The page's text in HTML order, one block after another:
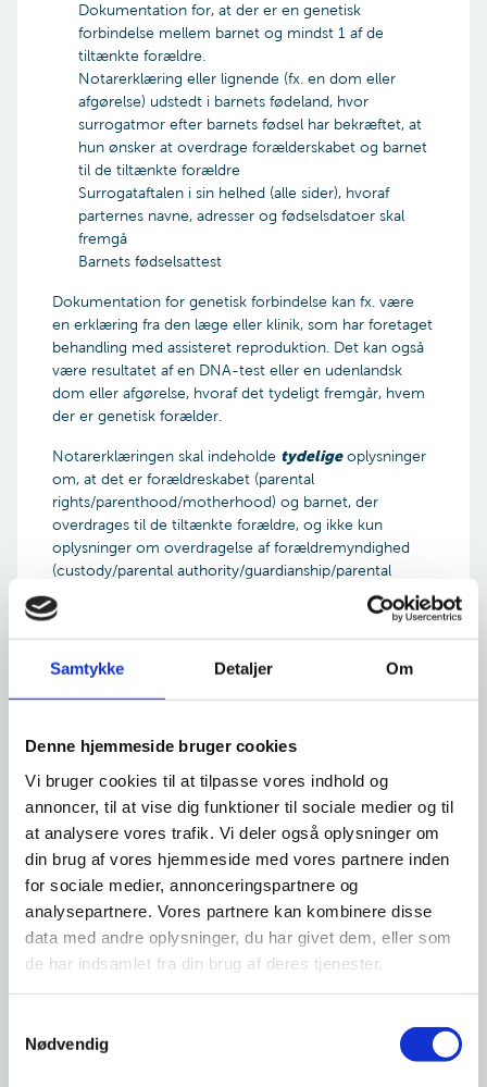
Samtykke Detaljer Om
Denne hjemmeside bruger cookies
Vi bruger cookies til at tilpasse vores indhold og
annoncer, til at vise dig funktioner til sociale medier og til
at analysere vores trafik. Vi deler også oplysninger om
din brug af vores hjemmeside med vores partnere inden
for sociale medier, annonceringspartnere og
analysepartnere. Vores partnere kan kombinere disse
data med andre oplysninger, du har givet dem, eller som
de har indsamlet fra din brug af deres tjenester.
Nødvendig
Dokumentation for, at der er en genetisk
forbindelse mellem barnet og mindst 1 af de
tiltænkte forældre.
Notarerklæring eller lignende (fx. en dom eller
afgørelse) udstedt i barnets fødeland, hvor
surrogatmor efter barnets fødsel har bekræftet, at
hun ønsker at overdrage forælderskabet og barnet
til de tiltænkte forældre
Surrogataftalen i sin helhed (alle sider), hvoraf
parternes navne, adresser og fødselsdatoer skal
fremgå
Barnets fødselsattest
Dokumentation for genetisk forbindelse kan fx. være
en erklæring fra den læge eller klinik, som har foretaget
behandling med assisteret reproduktion. Det kan også
være resultatet af en DNA-test eller en udenlandsk
dom eller afgørelse, hvoraf det tydeligt fremgår, hvem
der er genetisk forælder.
Notarerklæringen skal indeholde tydeligeoplysninger
om, at det er forældreskabet (parental
rights/parenthood/motherhood) og barnet, der
overdrages til de tiltænkte forældre, og ikke kun
oplysninger om overdragelse af forældremyndighed
(custody/parental authority/guardianship/parental
responsibility).
Udenlandske dokumenter
Der er forskellige regler for anerkendelse af
gælder der krav om legalisering af dokumenterne,
af apostille. Det vil i mange tilfælde også være
nødvendigt, at du får de udenlandske dokumenter
oversat.
Hvem kan blive barnets forældre
Er aftalen indgået mellem en surrogatmor og